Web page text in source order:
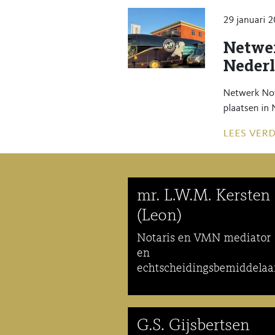
29 januari
Netwerk
plaatsen in
lees
mr. L.W.M. Kersten
(Leon)
Notaris en VMN mediator
en
G.S. Gijsbertsen